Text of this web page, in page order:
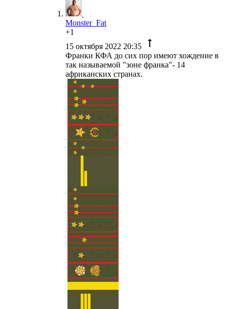
Monster_Fat
+1
15 октября 2022 20:35
Франки КФА до сих пор имеют хождение в
так называемой "зоне франка"- 14
африканских странах.